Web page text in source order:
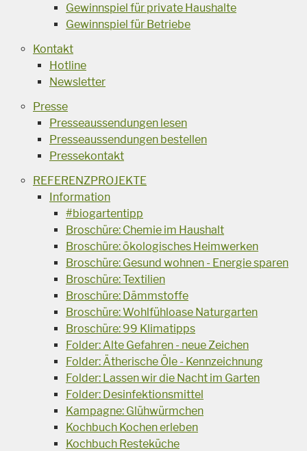
Gewinnspiel für private Haushalte
Gewinnspiel für Betriebe
Kontakt
Hotline
Newsletter
Presse
Presseaussendungen lesen
Presseaussendungen bestellen
Pressekontakt
REFERENZPROJEKTE
Information
#biogartentipp
Broschüre: Chemie im Haushalt
Broschüre: ökologisches Heimwerken
Broschüre: Gesund wohnen - Energie sparen
Broschüre: Textilien
Broschüre: Dämmstoffe
Broschüre: Wohlfühloase Naturgarten
Broschüre: 99 Klimatipps
Folder: Alte Gefahren - neue Zeichen
Folder: Ätherische Öle - Kennzeichnung
Folder: Lassen wir die Nacht im Garten
Folder: Desinfektionsmittel
Kampagne: Glühwürmchen
Kochbuch Kochen erleben
Kochbuch Resteküche